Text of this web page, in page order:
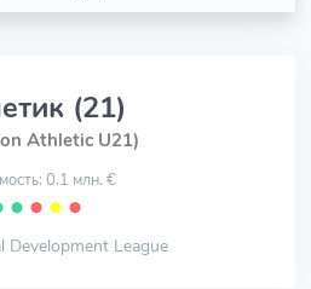
(21)
Athletic U21)
0.1 млн. €
⬤ ⬤ ⬤ ⬤
Development League